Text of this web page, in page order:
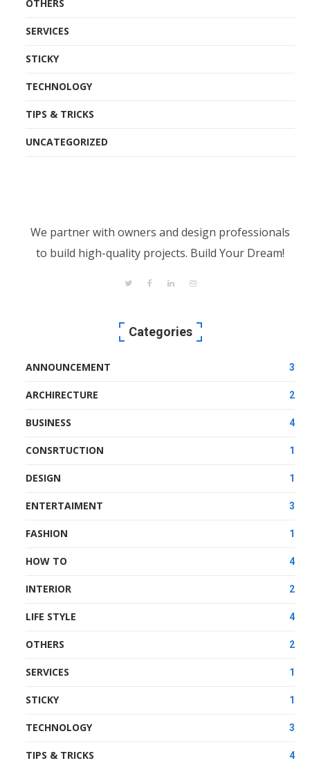
OTHERS
SERVICES
STICKY
TECHNOLOGY
TIPS & TRICKS
UNCATEGORIZED
We partner with owners and design professionals
to build high-quality projects. Build Your Dream!
Categories
ANNOUNCEMENT 3
ARCHIRECTURE 2
BUSINESS 4
CONSRTUCTION 1
DESIGN 1
ENTERTAIMENT 3
FASHION 1
HOW TO 4
INTERIOR 2
LIFE STYLE 4
OTHERS 2
SERVICES 1
STICKY 1
TECHNOLOGY 3
TIPS & TRICKS 4